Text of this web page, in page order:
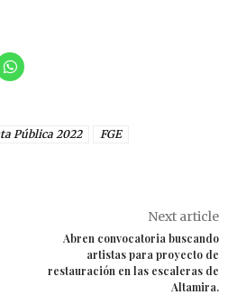
Pública 2022
FGE
Next article
Abren convocatoria buscando
artistas para proyecto de
restauración en las escaleras de
Altamira.